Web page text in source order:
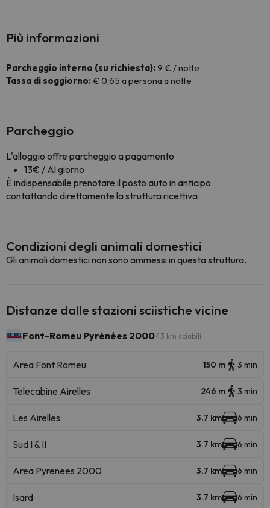
Più informazioni
Parcheggio interno (su richiesta):9 € / notte
Tassa di soggiorno:€ 0,65 a persona a notte
Parcheggio
L'alloggio offre parcheggio a pagamento
13€ / Al giorno
È indispensabile prenotare il posto auto in anticipo
contattando direttamente la struttura ricettiva.
Condizioni degli animali domestici
Gli animali domestici non sono ammessi in questa struttura.
Distanze dalle stazioni sciistiche vicine
Font-Romeu Pyrénées 200043 km sciabili
Area Font Romeu 150 m 3 min
Telecabine Airelles 246 m 3 min
Les Airelles 3.7 km 6 min
Sud I & II 3.7 km 6 min
Area Pyrenees 2000 3.7 km 6 min
Isard 3.7 km 6 min